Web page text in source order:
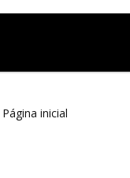
Página inicial